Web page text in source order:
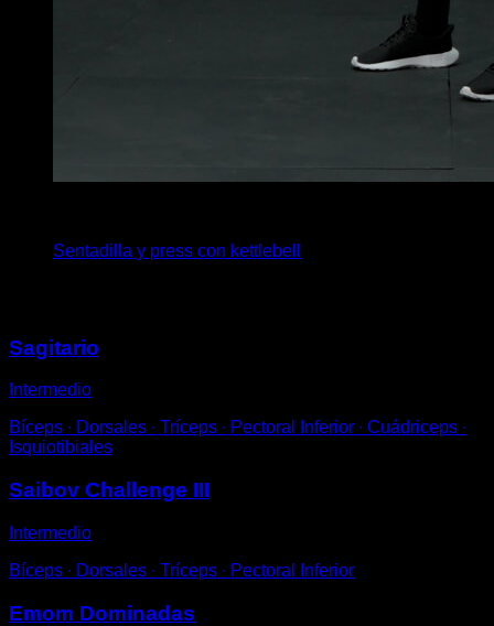
Sentadilla y press con kettlebell
Sagitario
Intermedio
Bíceps ∙ Dorsales ∙ Tríceps ∙ Pectoral Inferior ∙ Cuádriceps ∙
Isquiotibiales
Saibov Challenge III
Intermedio
Bíceps ∙ Dorsales ∙ Tríceps ∙ Pectoral Inferior
Emom Dominadas